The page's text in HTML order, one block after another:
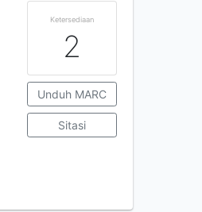
Ketersediaan
2
Unduh MARC
Sitasi